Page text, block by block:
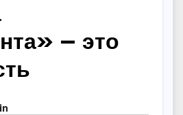
— это